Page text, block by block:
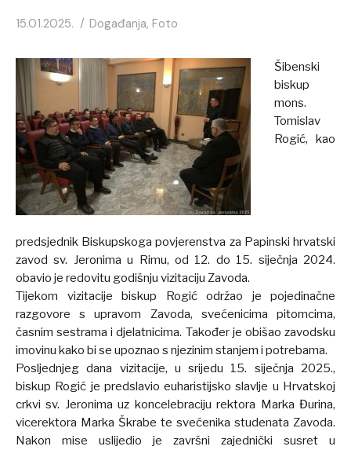
15.01.2025. Događanja, Foto
Šibenski
biskup
mons.
Tomislav
Rogić, kao
predsjednik Biskupskoga povjerenstva za Papinski hrvatski
zavod sv. Jeronima u Rimu, od 12. do 15. siječnja 2024.
obavio je redovitu godišnju vizitaciju Zavoda.
Tijekom vizitacije biskup Rogić održao je pojedinačne
razgovore s upravom Zavoda, svećenicima pitomcima,
časnim sestrama i djelatnicima. Također je obišao zavodsku
imovinu kako bi se upoznao s njezinim stanjem i potrebama.
Posljednjeg dana vizitacije, u srijedu 15. siječnja 2025.,
biskup Rogić je predslavio euharistijsko slavlje u Hrvatskoj
crkvi sv. Jeronima uz koncelebraciju rektora Marka Đurina,
vicerektora Marka Škrabe te svećenika studenata Zavoda.
Nakon mise uslijedio je završni zajednički susret u